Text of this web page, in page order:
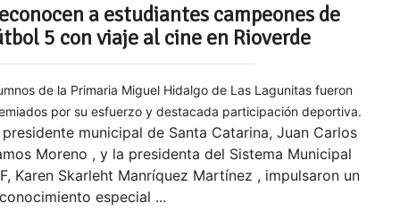
a estudiantes campeones de
5 con viaje al cine en Rioverde
de la Primaria Miguel Hidalgo de Las Lagunitas fueron
por su esfuerzo y destacada participación deportiva.
presidente municipal de Santa Catarina, Juan Carlos
Moreno , y la presidenta del Sistema Municipal
Karen Skarleht Manríquez Martínez , impulsaron un
especial ...